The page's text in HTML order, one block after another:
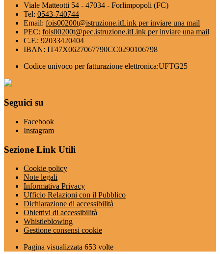
Viale Matteotti 54 - 47034 - Forlimpopoli (FC)
Tel: 0543-740744
Email: fois00200t@istruzione.itLink per inviare una mail
PEC: fois00200t@pec.istruzione.itLink per inviare una mail
C.F.: 92033420404
IBAN: IT47X0627067790CC0290106798
Codice univoco per fatturazione elettronica:UFTG25
Seguici su
Facebook
Instagram
Sezione Link Utili
Cookie policy
Note legali
Informativa Privacy
Ufficio Relazioni con il Pubblico
Dichiarazione di accessibilità
Obiettivi di accessibilità
Whistleblowing
Gestione consensi cookie
Pagina visualizzata 653 volte